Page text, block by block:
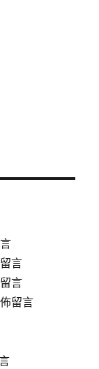
言
言
留言